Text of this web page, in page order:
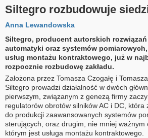
Siltegro rozbudowuje
Anna Lewandowska
Siltegro, producent autorskich rozwiązań
automatyki oraz systemów
usług montażu kontraktowego, już w
rozpocznie rozbudowę zakładu.
Założona przez Tomasza Czogałę i
Siltegro prowadzi działalność w dwóch
pierwszym, związanym z genezą firmy
regulatorów obrotów silników AC i DC, która
do produkcji zaawansowanych systemów
sterujących, oraz drugim, nie mniej ważnym
którym jest usługa montażu kontraktowego.